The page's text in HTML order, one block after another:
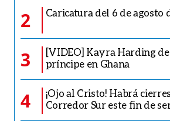
2 Caricatura del 6 de agosto
3
[VIDEO] Kayra Harding
príncipe en Ghana
4
¡Ojo al Cristo! Habrá
Corredor Sur este fin de